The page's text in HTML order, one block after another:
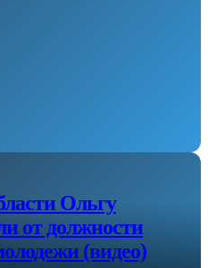
Ольгу
от должности
(видео)